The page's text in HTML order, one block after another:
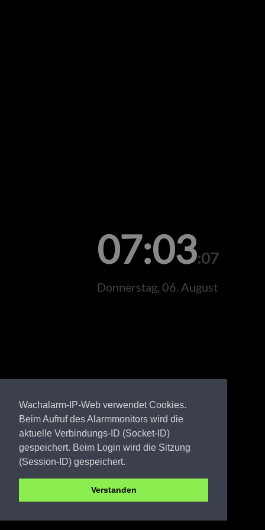
Wachalarm-IP-Web verwendet Cookies.
Beim Aufruf des Alarmmonitors wird die
aktuelle Verbindungs-ID (Socket-ID)
gespeichert. Beim Login wird die Sitzung
(Session-ID) gespeichert.
Verstanden
07:03:07
Donnerstag, 06. August
OSL FW Peickwitz